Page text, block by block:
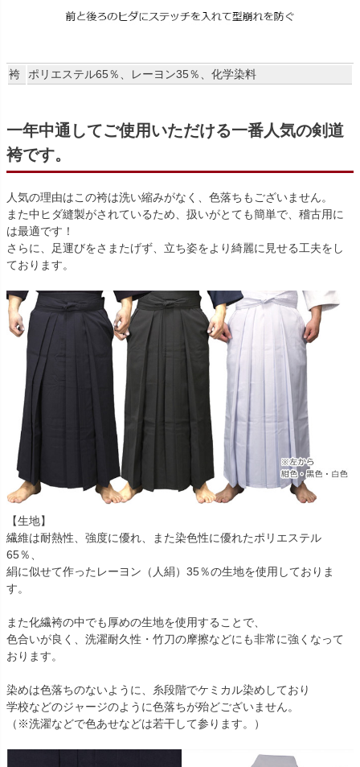
袴 ポリエステル65％、レーヨン35％、化学染料
一年中通してご使用いただける一番人気の剣道
袴です。
人気の理由はこの袴は洗い縮みがなく、色落ちもございません。
また中ヒダ縫製がされているため、扱いがとても簡単で、稽古用に
は最適です！
さらに、足運びをさまたげず、立ち姿をより綺麗に見せる工夫をし
ております。
【生地】
繊維は耐熱性、強度に優れ、また染色性に優れたポリエステル
65％、
絹に似せて作ったレーヨン（人絹）35％の生地を使用しておりま
す。
また化繊袴の中でも厚めの生地を使用することで、
色合いが良く、洗濯耐久性・竹刀の摩擦などにも非常に強くなって
おります。
染めは色落ちのないように、糸段階でケミカル染めしており
学校などのジャージのように色落ちが殆どございません。
（※洗濯などで色あせなどは若干して参ります。）